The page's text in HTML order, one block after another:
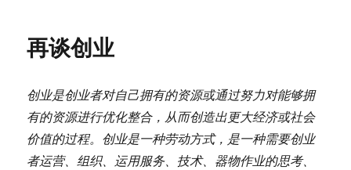
再谈创业
创业是创业者对自己拥有的资源或通过努力对能够拥
有的资源进行优化整合，从而创造出更大经济或社会
价值的过程。创业是一种劳动方式，是一种需要创业
者运营、组织、运用服务、技术、器物作业的思考、